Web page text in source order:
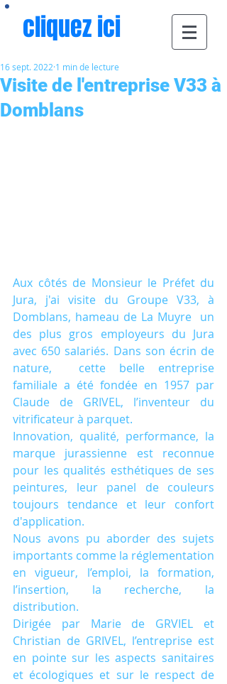
cliquez ici
Visite de l'entreprise V33 à
Domblans
16 sept. 2022 1 min de lecture
Aux côtés de Monsieur le Préfet du
Jura, j'ai visite du Groupe V33, à
Domblans, hameau de La Muyre  un
des plus gros employeurs du Jura
avec 650 salariés. Dans son écrin de
nature,  cette belle entreprise
familiale a été fondée en 1957 par
Claude de GRIVEL, l’inventeur du
vitrificateur à parquet.
Innovation, qualité, performance, la
marque jurassienne est reconnue
pour les qualités esthétiques de ses
peintures, leur panel de couleurs
toujours tendance et leur confort
d'application.
Nous avons pu aborder des sujets
importants comme la réglementation
en vigueur, l’emploi, la formation,
l’insertion, la recherche, la
distribution.
Dirigée par Marie de GRVIEL et
Christian de GRIVEL, l’entreprise est
en pointe sur les aspects sanitaires
et écologiques et sur le respect de